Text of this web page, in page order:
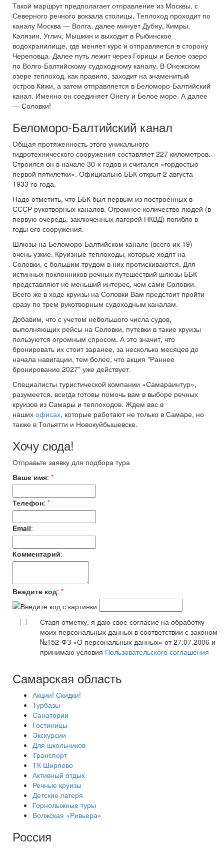
Такой маршрут предполагает отправление из Москвы, с
Северного речного вокзала столицы. Теплоход проходит по
каналу Москва — Волга, далее минует Дубну, Кимры,
Калязин, Углич, Мышкин и выходит в Рыбинское
водохранилище, где меняет курс и отправляется в сторону
Череповца. Далее путь лежит через Горицы и Белое озеро
по Волго-Балтийскому судоходному каналу. В Онежском
озере теплоход, как правило, заходит на знаменитый
остров Кижи, а затем отправляется в Беломоро-Балтийский
канал. Именно он соединяет Онегу и Белое море. А далее
— Соловки!
Беломоро-Балтийский канал
Общая протяженность этого уникального
гидротехнического сооружения составляет 227 километров.
Строился он в начале 30-х годов и считался «гордостью
первой пятилетки». Официально ББК открыт 2 августа
1933-го года.
Надо отметить, что ББК был первым из построенных в
СССР рукотворных каналов. Огромное количество людей (в
первую очередь, заключенных лагерей НКВД) погибло в
годы его сооружения.
Шлюзы на Беломоро-Балтийском канале (всего их 19)
очень узкие. Круизные теплоходы, которые ходят на
Соловки, с большим трудом в них протискиваются. Для
истинных поклонников речных путешествий шлюзы ББК
представляют не меньший интерес, чем сами Соловки.
Всего же в ходе круизы на Соловки Вам предстоит пройти
сразу по трем рукотворным судоходным каналам.
Добавим, что с учетом небольшого числа судов,
выполняющих рейсы на Соловки, путевки в такие круизы
пользуются огромным спросом. А это значит, что
бронировать их стоит заранее, за несколько месяцев до
начала навигации, тем более, что акция "Раннее
бронирование 2027" уже действует.
Специалисты туристической компании «Самараинтур»,
разумеется, всегда готовы помочь вам в выборе речных
круизов из Самары и теплоходов. Ждем вас в
наших офисах, которые работают не только в Самаре, но
также в Тольятти и Новокуйбышевске.
Хочу сюда!
Отправьте заявку для подбора тура
Ваше имя: *
Телефон: *
Email:
Комментарий:
Введите код: *
Ставя отметку, я даю свое согласие на обработку
моих персональных данных в соответствии с законом
№152-ФЗ «О персональных данных» от 27.07.2006 и
принимаю условия Пользовательского соглашения
Самарская область
Акции! Скидки!
Турбазы
Санатории
Гостиницы
Экскурсии
Для школьников
Транспорт
ТК Ширяево
Активный отдых
Речные круизы
Детские лагеря
Горнолыжные туры
Волжская «Ривьера»
Россия